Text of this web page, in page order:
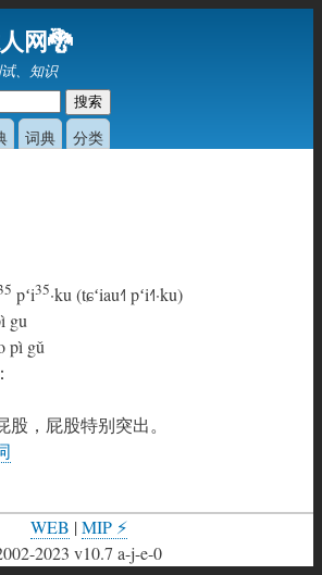
主
要
网🐉
、知识
词典 分类
pʻi35·ku (tɕʻiau˧˥ pʻi˧˥·ku)
gu
pì gǔ
股，屁股特别突出。
WEB |MIP ⚡
2023 v10.7 a-j-e-0